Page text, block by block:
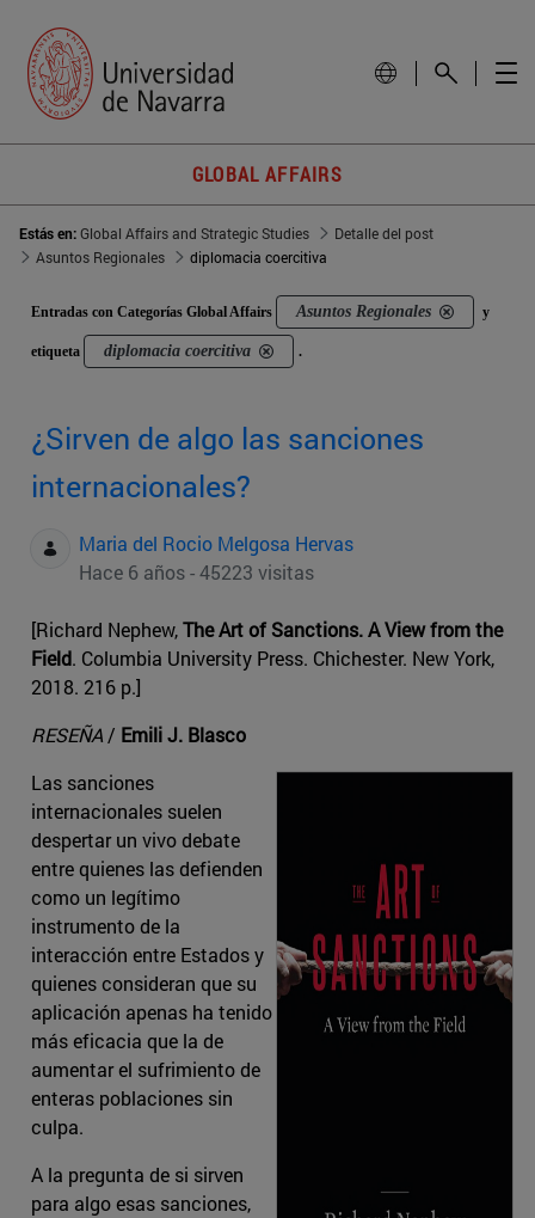
GLOBAL AFFAIRS
Estás en:Global Affairs and Strategic Studies
Detalle del post
Asuntos Regionales
diplomacia coercitiva
Entradas con Categorías Global Affairs Asuntos Regionales y
etiqueta diplomacia coercitiva .
¿Sirven de algo las sanciones
internacionales?
Maria del Rocio Melgosa Hervas
Hace 6 años - 45223 visitas
[Richard Nephew,The Art of Sanctions. A View from the
Field. Columbia University Press. Chichester. New York,
2018. 216 p.]
RESEÑA/ Emili J. Blasco
Las sanciones
internacionales suelen
despertar un vivo debate
entre quienes las defienden
como un legítimo
instrumento de la
interacción entre Estados y
quienes consideran que su
aplicación apenas ha tenido
más eficacia que la de
aumentar el sufrimiento de
enteras poblaciones sin
culpa.
A la pregunta de si sirven
para algo esas sanciones,